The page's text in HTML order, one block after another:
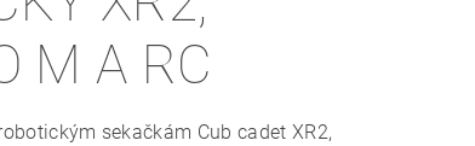
M A RC
sekačkám Cub cadet XR2,